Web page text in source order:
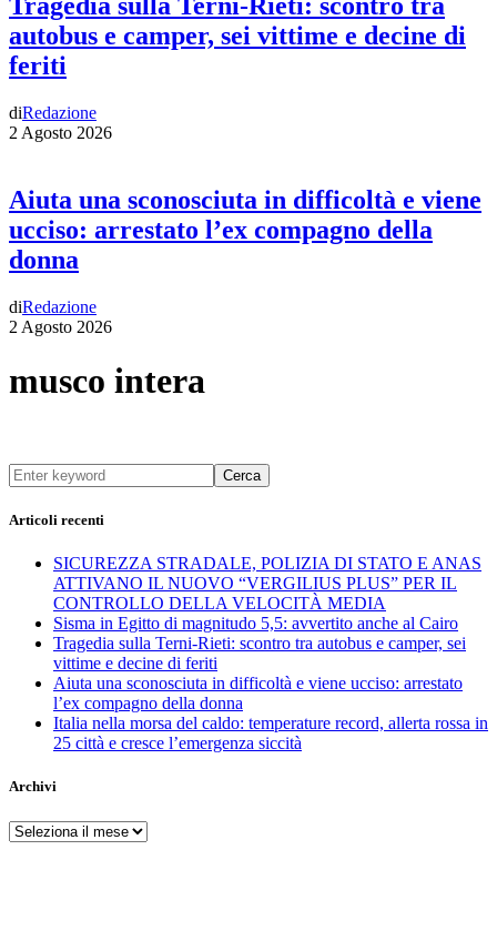
Tragedia sulla Terni-Rieti: scontro tra
autobus e camper, sei vittime e decine di
feriti
diRedazione
2 Agosto 2026
Aiuta una sconosciuta in difficoltà e viene
ucciso: arrestato l’ex compagno della
donna
diRedazione
2 Agosto 2026
musco intera
Cerca
Articoli recenti
SICUREZZA STRADALE, POLIZIA DI STATO E ANAS
ATTIVANO IL NUOVO “VERGILIUS PLUS” PER IL
CONTROLLO DELLA VELOCITÀ MEDIA
Sisma in Egitto di magnitudo 5,5: avvertito anche al Cairo
Tragedia sulla Terni-Rieti: scontro tra autobus e camper, sei
vittime e decine di feriti
Aiuta una sconosciuta in difficoltà e viene ucciso: arrestato
l’ex compagno della donna
Italia nella morsa del caldo: temperature record, allerta rossa in
25 città e cresce l’emergenza siccità
Archivi
Archivi